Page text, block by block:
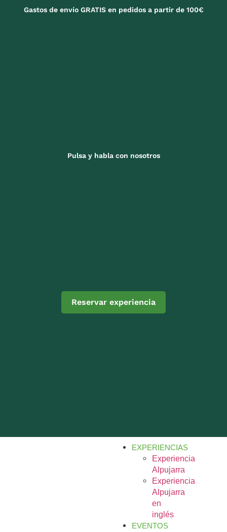
Gastos de envío GRATIS en pedidos a partir de 100€
Pulsa y habla con nosotros
Reservar experiencia
EXPERIENCIAS
Experiencia
Alpujarra
Experiencia
Alpujarra
en
inglés
EVENTOS